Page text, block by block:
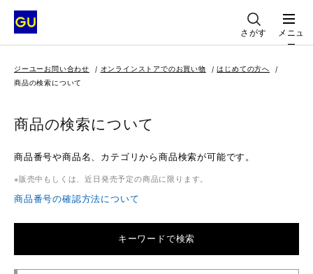
さがす
メニュ
ー
ジーユーお問い合わせ オンラインストアでのお買い物
はじめての方へ
商品の検索について
商品の検索について
商品番号や商品名、カテゴリから商品検索が可能です。
販売中もしくは、近日発売予定の商品に限ります。
商品番号の確認方法について
キーワードで検索